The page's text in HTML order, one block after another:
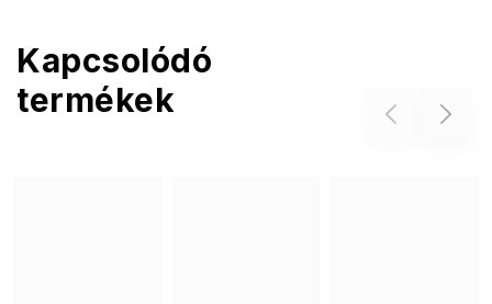
Kapcsolódó
termékek
Previous Next